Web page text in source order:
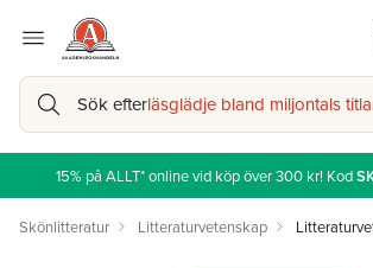
Sök efterläsglädje bland miljontals
15% på ALLT* online vid köp över 300 kr! Kod
Skönlitteratur Litteraturvetenskap